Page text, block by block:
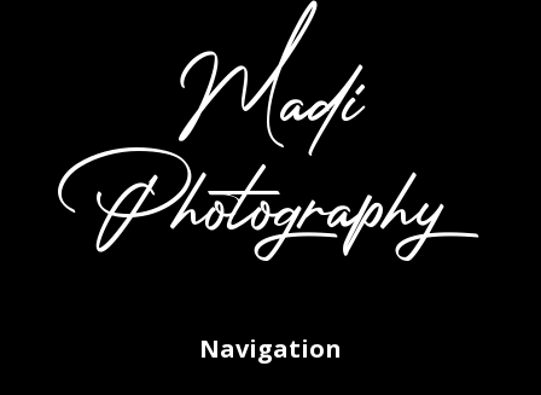
Madi
Photography
Navigation